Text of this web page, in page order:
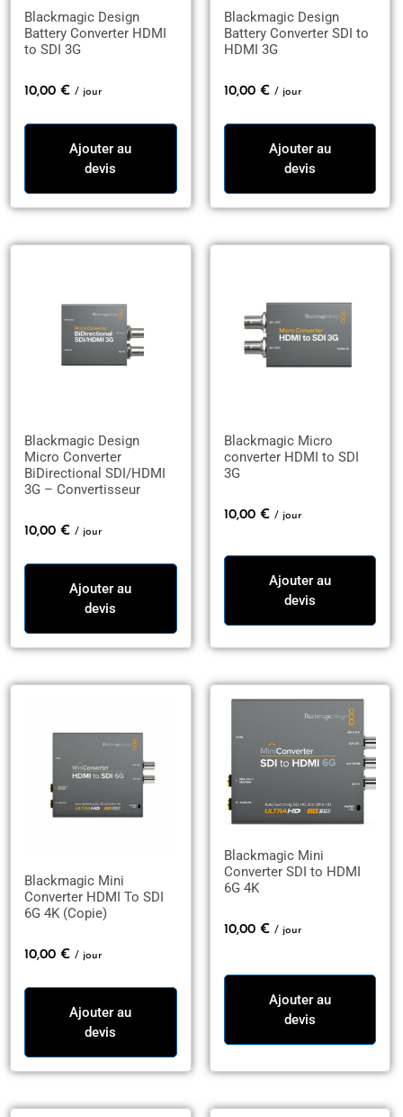
Blackmagic Design
Battery Converter HDMI
to SDI 3G
10,00 € / jour
Ajouter au
devis
Blackmagic Design
Battery Converter SDI to
HDMI 3G
10,00 € / jour
Ajouter au
devis
Blackmagic Design
Micro Converter
BiDirectional SDI/HDMI
3G – Convertisseur
10,00 € / jour
Ajouter au
devis
Blackmagic Micro
converter HDMI to SDI
3G
10,00 € / jour
Ajouter au
devis
Blackmagic Mini
Converter HDMI To SDI
6G 4K (Copie)
10,00 € / jour
Ajouter au
devis
Blackmagic Mini
Converter SDI to HDMI
6G 4K
10,00 € / jour
Ajouter au
devis